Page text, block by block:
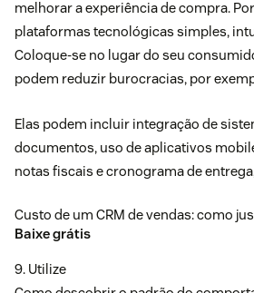
melhorar a experiência de compra.
plataformas tecnológicas simples,
Coloque-se no lugar do seu
podem reduzir burocracias, por
Elas podem incluir integração de
documentos, uso de aplicativos
notas fiscais e cronograma de
Custo de um CRM de vendas: como
Baixe grátis
9. Utilize